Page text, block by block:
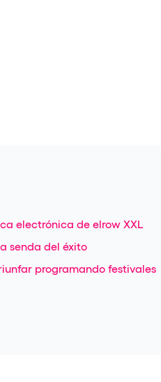
electrónica de elrow XXL
senda del éxito
programando festivales